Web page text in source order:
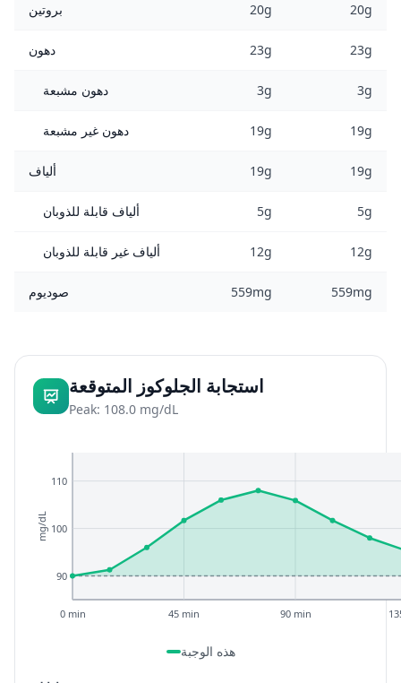
بروتين 20g 20g
دهون 23g 23g
دهون مشبعة 3g 3g
دهون غير مشبعة 19g 19g
ألياف 19g 19g
ألياف قابلة للذوبان 5g 5g
ألياف غير قابلة للذوبان 12g 12g
صوديوم 559mg 559mg
استجابة الجلوكوز المتوقعة
Peak: 108.0 mg/dL
90
100
110
0 min 45 min 90 min
mg/dL
هذه الوجبة